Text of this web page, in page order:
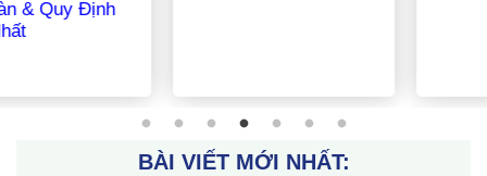
BÀI VIẾT MỚI NHẤT: